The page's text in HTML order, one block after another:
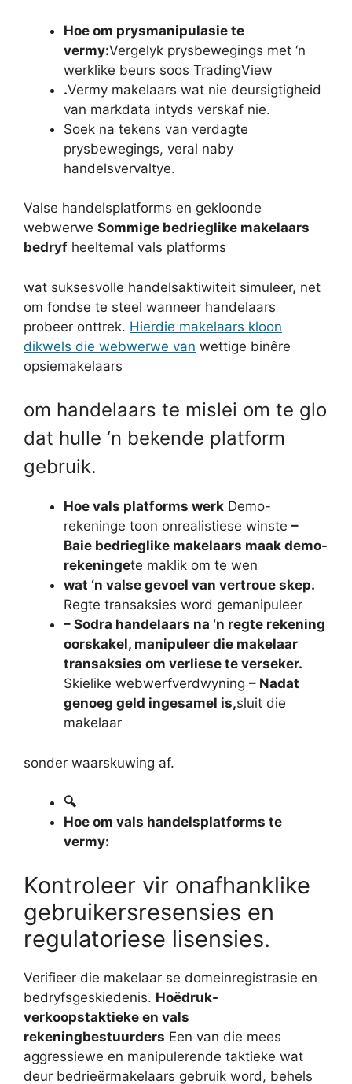
Hoe om prysmanipulasie te
vermy:Vergelyk prysbewegings met ‘n
werklike beurs soos TradingView
.Vermy makelaars wat nie deursigtigheid
van markdata intyds verskaf nie.
Soek na tekens van verdagte
prysbewegings, veral naby
handelsvervaltye.
Valse handelsplatforms en gekloonde
webwerwe Sommige bedrieglike makelaars
bedryf heeltemal vals platforms
wat suksesvolle handelsaktiwiteit simuleer, net
om fondse te steel wanneer handelaars
probeer onttrek. Hierdie makelaars kloon
dikwels die webwerwe van wettige binêre
opsiemakelaars
om handelaars te mislei om te glo
dat hulle ‘n bekende platform
gebruik.
Hoe vals platforms werk Demo-
rekeninge toon onrealistiese winste –
Baie bedrieglike makelaars maak demo-
rekeningete maklik om te wen
wat ‘n valse gevoel van vertroue skep.
Regte transaksies word gemanipuleer
– Sodra handelaars na ‘n regte rekening
oorskakel, manipuleer die makelaar
transaksies om verliese te verseker.
Skielike webwerfverdwyning – Nadat
genoeg geld ingesamel is,sluit die
makelaar
sonder waarskuwing af.
🔍
Hoe om vals handelsplatforms te
vermy:
Kontroleer vir onafhanklike
gebruikersresensies en
regulatoriese lisensies.
Verifieer die makelaar se domeinregistrasie en
bedryfsgeskiedenis. Hoëdruk-
verkoopstaktieke en vals
rekeningbestuurders Een van die mees
aggressiewe en manipulerende taktieke wat
deur bedrieërmakelaars gebruik word, behels